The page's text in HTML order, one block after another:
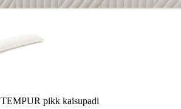
TEMPUR pikk kaisupadi